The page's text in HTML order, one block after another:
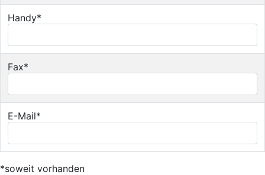
Handy*
Fax*
E-Mail*
*soweit vorhanden